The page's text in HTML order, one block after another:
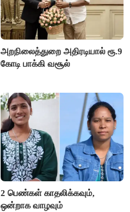
அறநிலைத்துறை அதிரடியால் ரூ.9
கோடி பாக்கி வசூல்
2 பெண்கள் காதலிக்கவும்,
ஒன்றாக வாழவும்